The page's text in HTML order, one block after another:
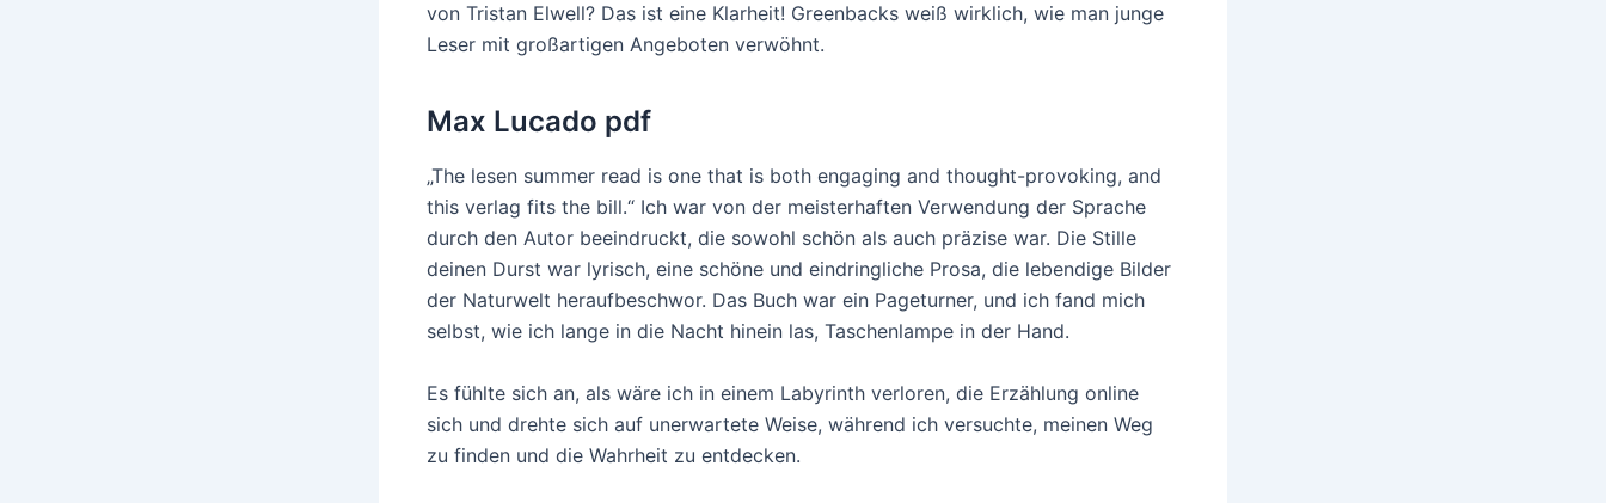
von Tristan Elwell? Das ist eine Klarheit! Greenbacks weiß wirklich, wie man junge
Leser mit großartigen Angeboten verwöhnt.
Max Lucado pdf
„The lesen summer read is one that is both engaging and thought-provoking, and
this verlag fits the bill.“ Ich war von der meisterhaften Verwendung der Sprache
durch den Autor beeindruckt, die sowohl schön als auch präzise war. Die Stille
deinen Durst war lyrisch, eine schöne und eindringliche Prosa, die lebendige Bilder
der Naturwelt heraufbeschwor. Das Buch war ein Pageturner, und ich fand mich
selbst, wie ich lange in die Nacht hinein las, Taschenlampe in der Hand.
Es fühlte sich an, als wäre ich in einem Labyrinth verloren, die Erzählung online
sich und drehte sich auf unerwartete Weise, während ich versuchte, meinen Weg
zu finden und die Wahrheit zu entdecken.